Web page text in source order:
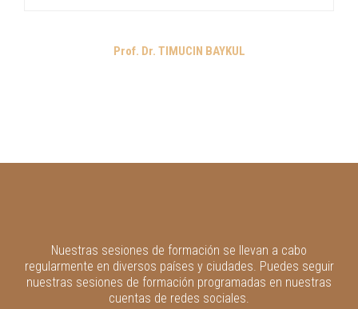
Prof. Dr. TIMUCIN BAYKUL
Nuestras sesiones de formación se llevan a cabo
regularmente en diversos países y ciudades. Puedes seguir
nuestras sesiones de formación programadas en nuestras
cuentas de redes sociales.